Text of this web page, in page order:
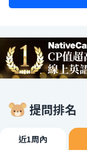
提問排名
近1周內